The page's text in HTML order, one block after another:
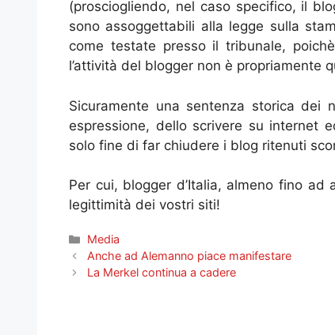
(prosciogliendo, nel caso specifico, il
sono assoggettabili alla legge sulla
come testate presso il tribunale,
l’attività del blogger non è propriamente
Sicuramente una sentenza storica dei
espressione, dello scrivere su internet
solo fine di far chiudere i blog ritenuti
Per cui, blogger d’Italia, almeno fino
legittimità dei vostri siti!
Categorie
Media
Anche ad Alemanno piace manifestare
La Merkel continua a cadere